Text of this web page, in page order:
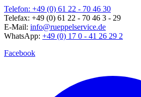
Telefon: +49 (0) 61 22 - 70 46 30
Telefax: +49 (0) 61 22 - 70 46 3 - 29
E-Mail: info@rueppelservice.de
WhatsApp: +49 (0) 17 0 - 41 26 29 2
Facebook